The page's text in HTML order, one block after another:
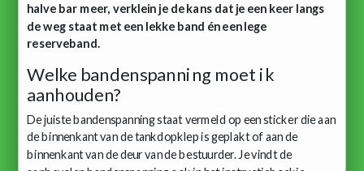
halve bar meer, verklein je de kans dat je een keer langs
de weg staat met een lekke band én een lege
reserveband.
Welke bandenspanning moet ik
aanhouden?
De juiste bandenspanning staat vermeld op een sticker die aan
de binnenkant van de tankdopklep is geplakt of aan de
binnenkant van de deur van de bestuurder. Je vindt de